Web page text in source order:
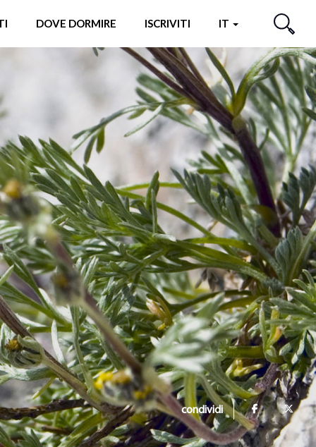
DOVE DORMIRE ISCRIVITI IT
CERCA
condividi